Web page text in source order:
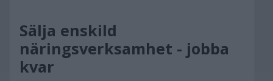
Sälja enskild
näringsverksamhet - jobba
kvar